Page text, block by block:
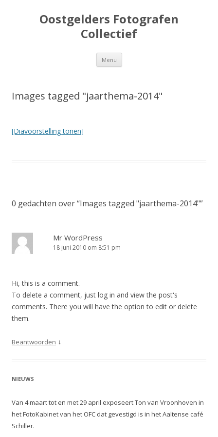
Oostgelders Fotografen
Collectief
Menu Spring
inhoud
Images tagged "jaarthema-2014"
[Diavoorstelling tonen]
0 gedachten over “Images tagged "jaarthema-2014"”
Mr WordPress
18 juni 2010 om 8:51 pm
Hi, this is a comment.
To delete a comment, just log in and view the post's
comments. There you will have the option to edit or delete
them.
Beantwoorden ↓
NIEUWS
Van 4 maart tot en met 29 april exposeert Ton van Vroonhoven in
het FotoKabinet van het OFC dat gevestigd is in het Aaltense café
Schiller.